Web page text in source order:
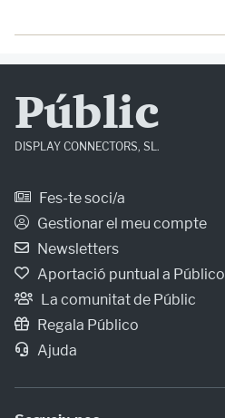
Públic
DISPLAY CONNECTORS, SL.
Fes-te soci/a
Gestionar el meu compte
Newsletters
Aportació puntual a Público
La comunitat de Públic
Regala Público
Ajuda